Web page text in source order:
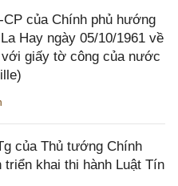
của Chính phủ hướng
Hay ngày 05/10/1961 về
giấy tờ công của nước
của Thủ tướng Chính
triển khai thi hành Luật Tín